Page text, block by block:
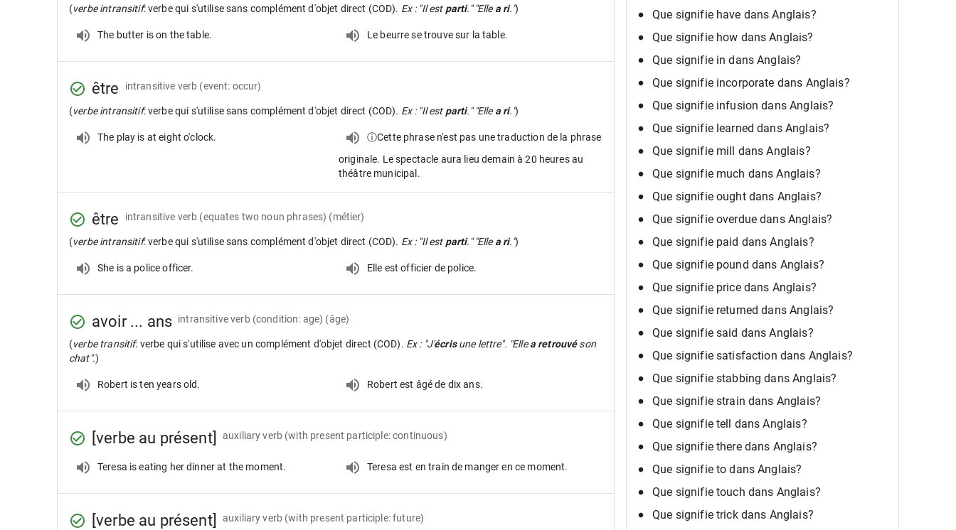
(verbe intransitif: verbe qui s'utilise sans complément d'objet direct (COD). Ex : "Il est parti." "Elle a ri.")
The butter is on the table. Le beurre se trouve sur la table.
être intransitive verb (event: occur)
(verbe intransitif: verbe qui s'utilise sans complément d'objet direct (COD). Ex : "Il est parti." "Elle a ri.")
The play is at eight o'clock.
ⓘCette phrase n'est pas une traduction de la phrase
originale. Le spectacle aura lieu demain à 20 heures au
théâtre municipal.
être intransitive verb (equates two noun phrases) (métier)
(verbe intransitif: verbe qui s'utilise sans complément d'objet direct (COD). Ex : "Il est parti." "Elle a ri.")
She is a police officer. Elle est officier de police.
avoir ... ans intransitive verb (condition: age) (âge)
(verbe transitif: verbe qui s'utilise avec un complément d'objet direct (COD). Ex : "J'écrisune lettre". "Ellea retrouvéson
chat".)
Robert is ten years old. Robert est âgé de dix ans.
[verbe au présent] auxiliary verb (with present participle: continuous)
Teresa is eating her dinner at the moment. Teresa est en train de manger en ce moment.
[verbe au présent] auxiliary verb (with present participle: future)
Que signifie have dans Anglais?
Que signifie how dans Anglais?
Que signifie in dans Anglais?
Que signifie incorporate dans Anglais?
Que signifie infusion dans Anglais?
Que signifie learned dans Anglais?
Que signifie mill dans Anglais?
Que signifie much dans Anglais?
Que signifie ought dans Anglais?
Que signifie overdue dans Anglais?
Que signifie paid dans Anglais?
Que signifie pound dans Anglais?
Que signifie price dans Anglais?
Que signifie returned dans Anglais?
Que signifie said dans Anglais?
Que signifie satisfaction dans Anglais?
Que signifie stabbing dans Anglais?
Que signifie strain dans Anglais?
Que signifie tell dans Anglais?
Que signifie there dans Anglais?
Que signifie to dans Anglais?
Que signifie touch dans Anglais?
Que signifie trick dans Anglais?